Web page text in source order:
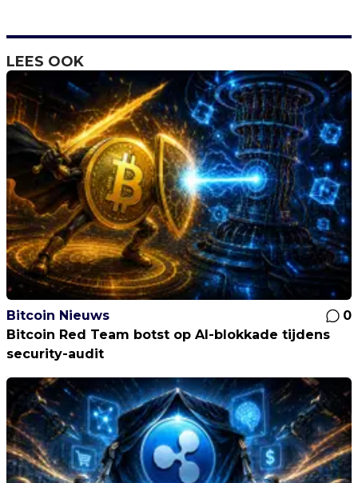
LEES OOK
Bitcoin Nieuws
0
Bitcoin Red Team botst op AI-blokkade tijdens
security-audit